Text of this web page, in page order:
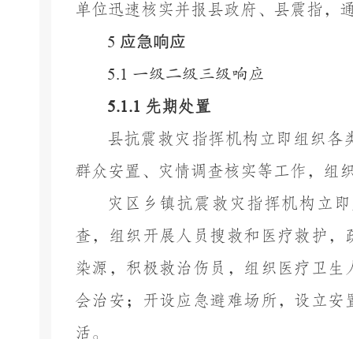
单位迅速核实并报县政府、县震指，
5 应急响应
5.1 一级二级三级响应
5.1.1 先期处置
县抗震救灾指挥机构立即组织各
群众安置、灾情调查核实等工作，组
灾区 乡镇抗震救灾指挥机构立
查，组织开展人员搜救和医疗救护
染源，积极救治伤员，组织医疗卫
会治安；开设应急避难场所，设立
活。